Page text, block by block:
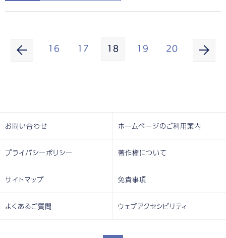
16 17 18 19 20
お問い合わせ ホームページのご利用案内
プライバシーポリシー 著作権について
サイトマップ 免責事項
よくあるご質問 ウェブアクセシビリティ